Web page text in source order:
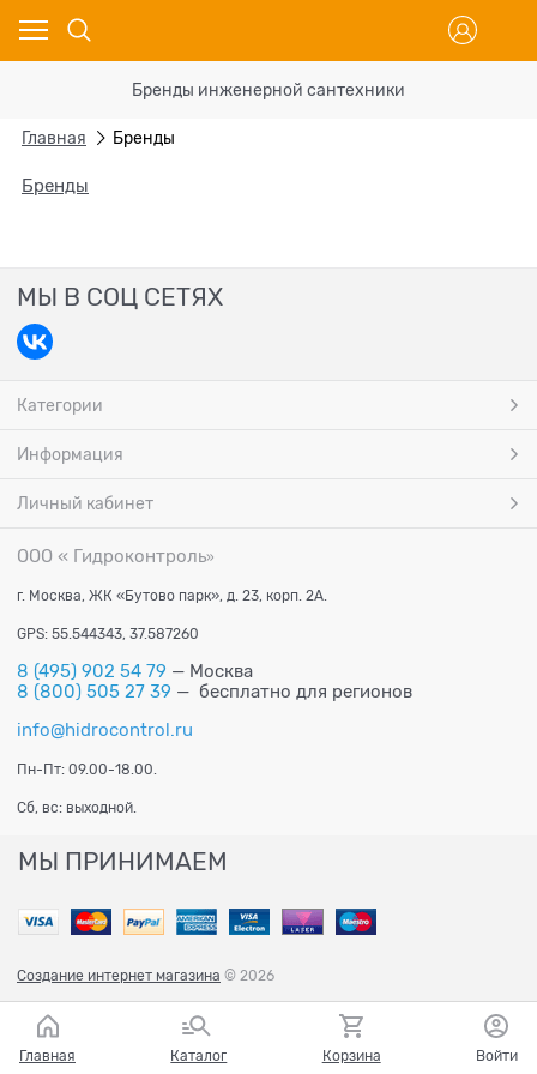
Бренды инженерной сантехники
Главная Бренды
Бренды
МЫ В СОЦ СЕТЯХ
Категории
Информация
Личный кабинет
ООО « Гидроконтроль»
г. Москва, ЖК «Бутово парк», д. 23, корп. 2А.
GPS: 55.544343, 37.587260
8 (495) 902 54 79 — Москва
8 (800) 505 27 39 — бесплатно для регионов
info@hidrocontrol.ru
Пн-Пт: 09.00-18.00.
Сб, вс: выходной.
МЫ ПРИНИМАЕМ
Создание интернет магазина © 2026
Главная Каталог Корзина Войти